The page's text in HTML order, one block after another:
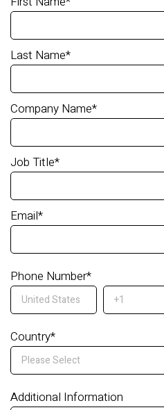
Last Name*
Company Name*
Job Title*
Email*
Phone Number*
Country*
Additional Information